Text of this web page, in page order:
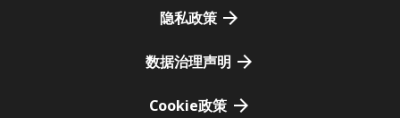
隐私政策
数据治理声明
Cookie政策